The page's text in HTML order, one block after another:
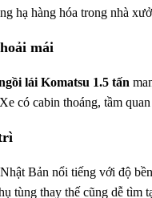
hạ hàng hóa trong nhà
mái
lái Komatsu 1.5 tấn
có cabin thoáng, tầm
Bản nổi tiếng với độ
tùng thay thế cũng dễ tìm